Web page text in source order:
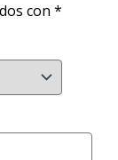
con *